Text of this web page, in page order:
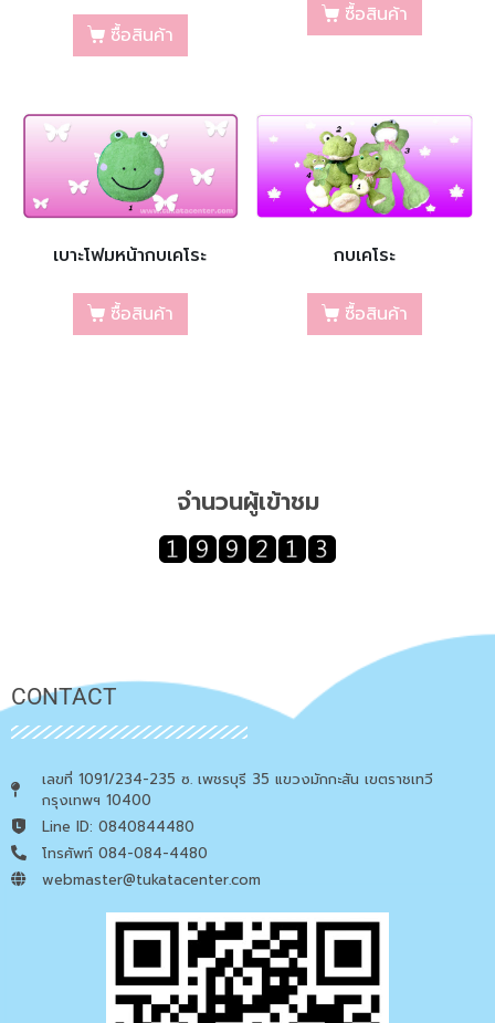
ซื้อสินค้า
ซื้อสินค้า
เบาะโฟมหน้ากบเคโระ
ซื้อสินค้า
กบเคโระ
ซื้อสินค้า
จำนวนผู้เข้าชม
CONTACT
เลขที่ 1091/234-235 ซ. เพชรบุรี 35 แขวงมักกะสัน เขตราชเทวี
กรุงเทพฯ 10400
Line ID: 0840844480
โทรศัพท์ 084-084-4480
webmaster@tukatacenter.com